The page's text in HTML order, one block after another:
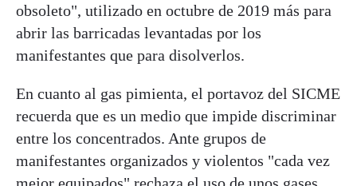
obsoleto", utilizado en octubre de 2019 más para
abrir las barricadas levantadas por los
manifestantes que para disolverlos.
En cuanto al gas pimienta, el portavoz del SICME
recuerda que es un medio que impide discriminar
entre los concentrados. Ante grupos de
manifestantes organizados y violentos "cada vez
mejor equipados" rechaza el uso de unos gases